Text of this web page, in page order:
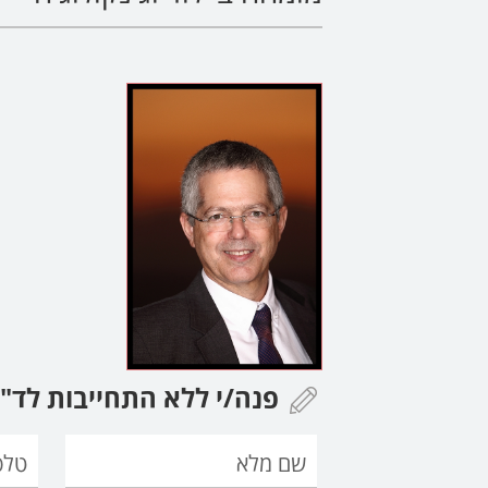
פנה/י ללא התחייבות